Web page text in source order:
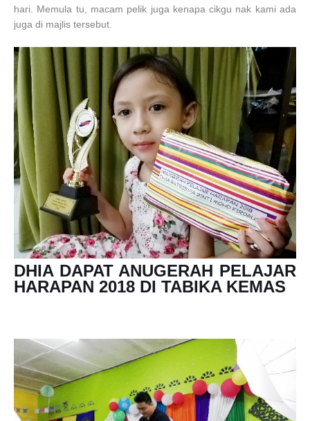
hari. Memula tu, macam pelik juga kenapa cikgu nak kami ada
juga di majlis tersebut.
DHIA DAPAT ANUGERAH PELAJAR
HARAPAN 2018 DI TABIKA KEMAS